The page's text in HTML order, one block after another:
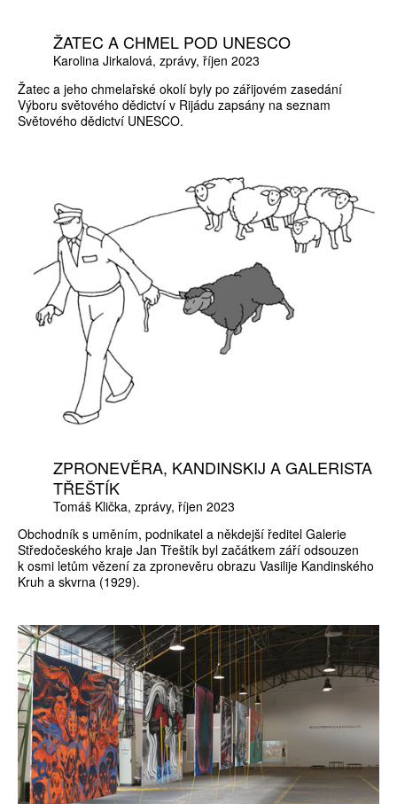
ŽATEC A CHMEL POD UNESCO
Karolina Jirkalová zprávy říjen 2023
Žatec a jeho chmelařské okolí byly po zářijovém zasedání
Výboru světového dědictví v Rijádu zapsány na seznam
Světového dědictví UNESCO.
ZPRONEVĚRA, KANDINSKIJ A GALERISTA
TŘEŠTÍK
Tomáš Klička zprávy říjen 2023
Obchodník s uměním, podnikatel a někdejší ředitel Galerie
Středočeského kraje Jan Třeštík byl začátkem září odsouzen
k osmi letům vězení za zpronevěru obrazu Vasilije Kandinského
Kruh a skvrna (1929).